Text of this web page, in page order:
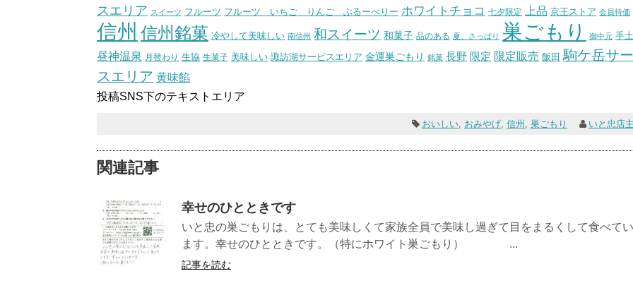
スエリア スイーツ フルーツ フルーツ いちご りんご ぶるーべりー ホワイトチョコ 七夕限定 上品 京王ストア 会員特価
信州 信州銘菓 冷やして美味しい 南信州 和スイーツ 和菓子 品のある 夏、さっぱり 巣ごもり 御中元 手
昼神温泉 月替わり 生協 生菓子 美味しい 諏訪湖サービスエリア 金運巣ごもり 銘菓 長野 限定 限定販売 飯田 駒ケ岳サ
スエリア 黄味餡
投稿SNS下のテキストエリア
おいしい, おみやげ,信州 ,巣ごもり いと忠店主
関連記事
幸せのひとときです
いと忠の巣ごもりは、とても美味しくて家族全員で美味し過ぎて目をまるくして食べてい
ます。幸せのひとときです。（特にホワイト巣ごもり） ...
記事を読む